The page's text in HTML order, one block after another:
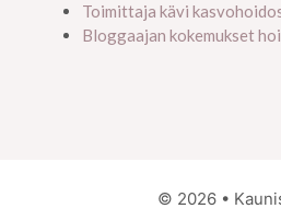
Toimittaja kävi
Bloggaajan kokemukset
© 2026 •